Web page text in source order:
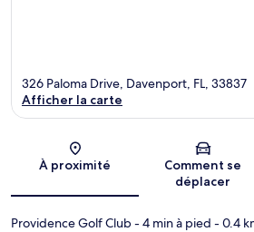
Carte
326 Paloma Drive, Davenport, FL, 33837
Afficher la carte
À proximité
Comment se
déplacer
Providence Golf Club- 4 min à pied - 0.4